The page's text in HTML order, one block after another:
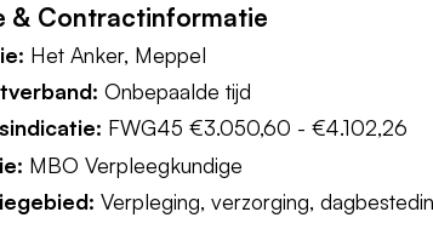
& Contractinformatie
Het Anker, Meppel
Onbepaalde tijd
FWG45 €3.050,60 - €4.102,26
MBO Verpleegkundige
Verpleging, verzorging,